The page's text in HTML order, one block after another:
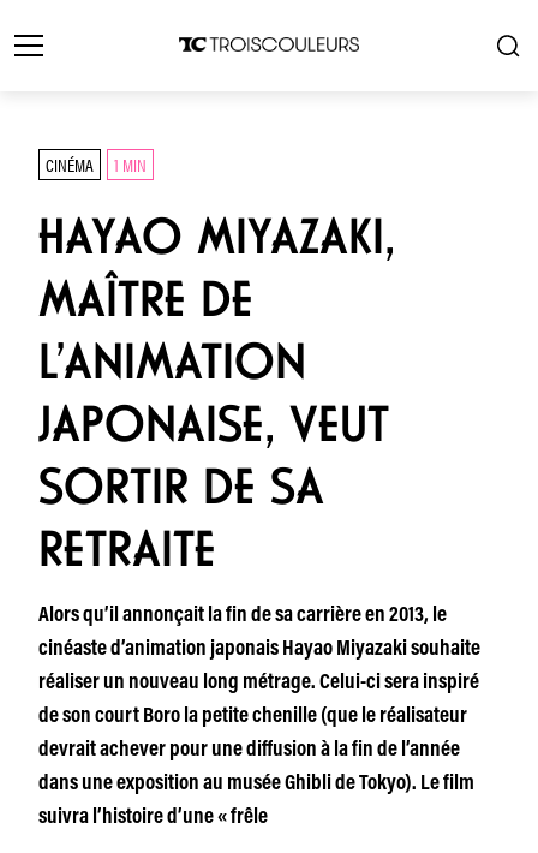
CINÉMA 1 MIN
HAYAO MIYAZAKI,
MAÎTRE DE
L’ANIMATION
JAPONAISE, VEUT
SORTIR DE SA
RETRAITE
Alors qu’il annonçait la fin de sa carrière en 2013, le
cinéaste d’animation japonais Hayao Miyazaki souhaite
réaliser un nouveau long métrage. Celui-ci sera inspiré
de son court Boro la petite chenille (que le réalisateur
devrait achever pour une diffusion à la fin de l’année
dans une exposition au musée Ghibli de Tokyo). Le film
suivra l’histoire d’une « frêle